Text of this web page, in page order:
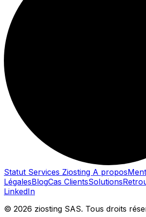
Statut Services Ziosting A propos
LégalesBlogCas ClientsSolutions
LinkedIn
© 2026 ziosting SAS. Tous droits